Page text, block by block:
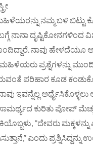
ನಮ್ಮ ಬಳಿ ಬಿಟ್ಟು
ನಾನಾ ದೃಷ್ಟಿಕೋನಗಳಿಂದ
ನಾವು ಹೇಳದೆಯೂ
ಪ್ರಶ್ನೆಗಳನ್ನು
ಪರಿಹಾರ ಕೂಡ
ಇವನ್ನೆಲ್ಲ
ಕುರಿತು ಪೋಪ್
”ದೇವರು ಮಕ್ಕಳನ್ನು
ಎಂದು